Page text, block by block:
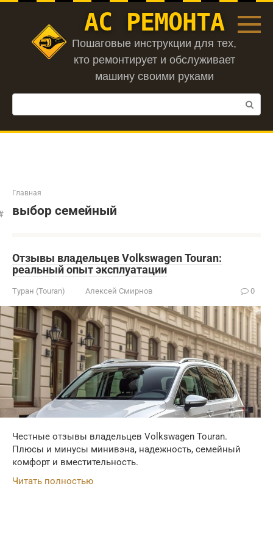
Перейти
АС РЕМОНТА
Пошаговые инструкции для тех,
кто ремонтирует и обслуживает
машину своими руками
Поиск:
Главная
выбор семейный
Отзывы владельцев Volkswagen Touran:
реальный опыт эксплуатации
Туран (Touran) Алексей Смирнов 0
Честные отзывы владельцев Volkswagen Touran.
Плюсы и минусы минивэна, надежность, семейный
комфорт и вместительность.
Читать полностью